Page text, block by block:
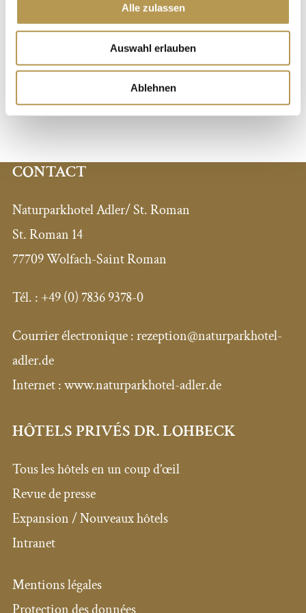
Alle zulassen
Auswahl erlauben
Ablehnen
RÉSERVEZ MAINTENANT
CONTACT
Naturparkhotel Adler/ St. Roman
St. Roman 14
77709 Wolfach-Saint Roman
Tél. : +49 (0) 7836 9378-0
Courrier électronique :rezeption@naturparkhotel-
adler.de
Internet : www.naturparkhotel-adler.de
HÔTELS PRIVÉS DR. LOHBECK
Tous les hôtels en un coup d’œil
Revue de presse
Expansion / Nouveaux hôtels
Intranet
Mentions légales